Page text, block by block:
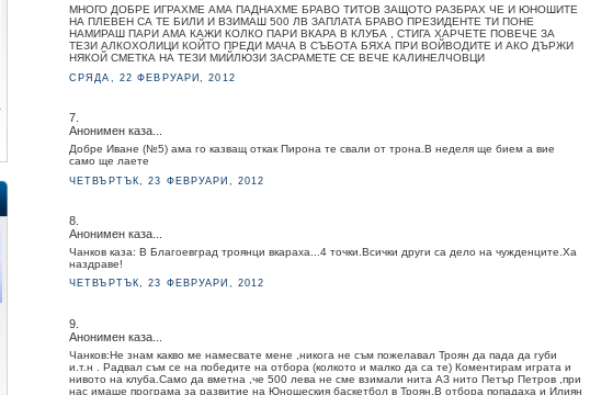
МНОГО ДОБРЕ ИГРАХМЕ АМА ПАДНАХМЕ БРАВО ТИТОВ ЗАЩОТО РАЗБРАХ ЧЕ И ЮНОШИТЕ
НА ПЛЕВЕН СА ТЕ БИЛИ И ВЗИМАШ 500 ЛВ ЗАПЛАТА БРАВО ПРЕЗИДЕНТЕ ТИ ПОНЕ
НАМИРАШ ПАРИ АМА КАЖИ КОЛКО ПАРИ ВКАРА В КЛУБА , СТИГА ХАРЧЕТЕ ПОВЕЧЕ ЗА
ТЕЗИ АЛКОХОЛИЦИ КОЙТО ПРЕДИ МАЧА В СЪБОТА БЯХА ПРИ ВОЙВОДИТЕ И АКО ДЪРЖИ
НЯКОЙ СМЕТКА НА ТЕЗИ МИЙЛЮЗИ ЗАСРАМЕТЕ СЕ ВЕЧЕ КАЛИНЕЛЧОВЦИ
СРЯДА, 22 ФЕВРУАРИ, 2012
7.
Анонимен каза...
Добре Иване (№5) ама го казващ откак Пирона те свали от трона.В неделя ще бием а вие
само ще лаете
ЧЕТВЪРТЪК, 23 ФЕВРУАРИ, 2012
8.
Анонимен каза...
Чанков каза: В Благоевград троянци вкараха...4 точки.Всички други са дело на чужденците.Ха
наздраве!
ЧЕТВЪРТЪК, 23 ФЕВРУАРИ, 2012
9.
Анонимен каза...
Чанков:Не знам какво ме намесвате мене ,никога не съм пожелавал Троян да пада да губи
и.т.н . Радвал съм се на победите на отбора (колкото и малко да са те) Коментирам играта и
нивото на клуба.Само да вметна ,че 500 лева не сме взимали нита АЗ нито Петър Петров ,при
нас имаше програма за развитие на Юношеския баскетбол в Троян.В отбора попадаха и Илиян